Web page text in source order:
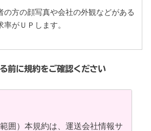
の方の顔写真や会社の外観などがある
率がＵＰします。
前に規約をご確認ください
囲）本規約は、運送会社情報サ